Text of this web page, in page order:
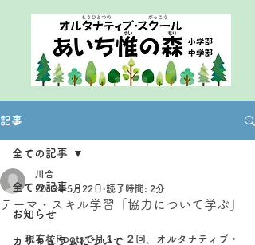
記事
全ての記事
お知らせ
カリキュラムについて
全ての記事
テーマ・スキル学習「協力について学ぶ」
川合
2018年5月22日 読了時間: 2分
現有校Rootsで月１～２回、オルタナティブ・